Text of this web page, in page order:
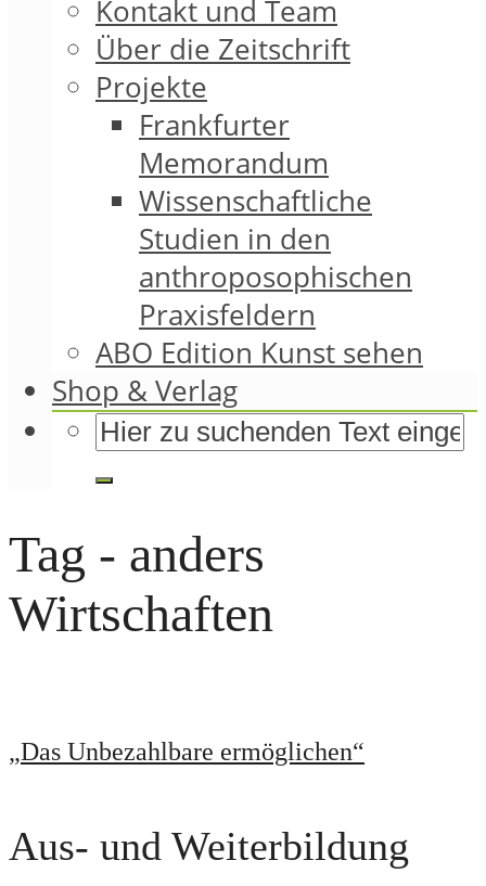
Kontakt und Team
Über die Zeitschrift
Projekte
Frankfurter
Memorandum
Wissenschaftliche
Studien in den
anthroposophischen
Praxisfeldern
ABO Edition Kunst sehen
Shop & Verlag
Tag - anders
Wirtschaften
„Das Unbezahlbare ermöglichen“
Aus- und Weiterbildung